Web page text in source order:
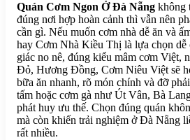
Quán Cơm Ngon Ở Đà Nẵng không
đúng nơi hợp hoàn cảnh thì vẫn nên
cần gì. Nếu muốn cơm nhà dễ ăn và
hay Cơm Nhà Kiều Thị là lựa chọn dễ
giác no nê, đúng kiểu mâm cơm Việt,
Đỏ, Hương Đồng, Cơm Niêu Việt sẽ
bữa ăn nhanh, rõ món chính và đỡ
tấm hoặc cơm gà như Út Vân, Bà
phát huy ưu thế. Chọn đúng quán
mà còn khiến trải nghiệm ở Đà Nẵng
rất nhiều.